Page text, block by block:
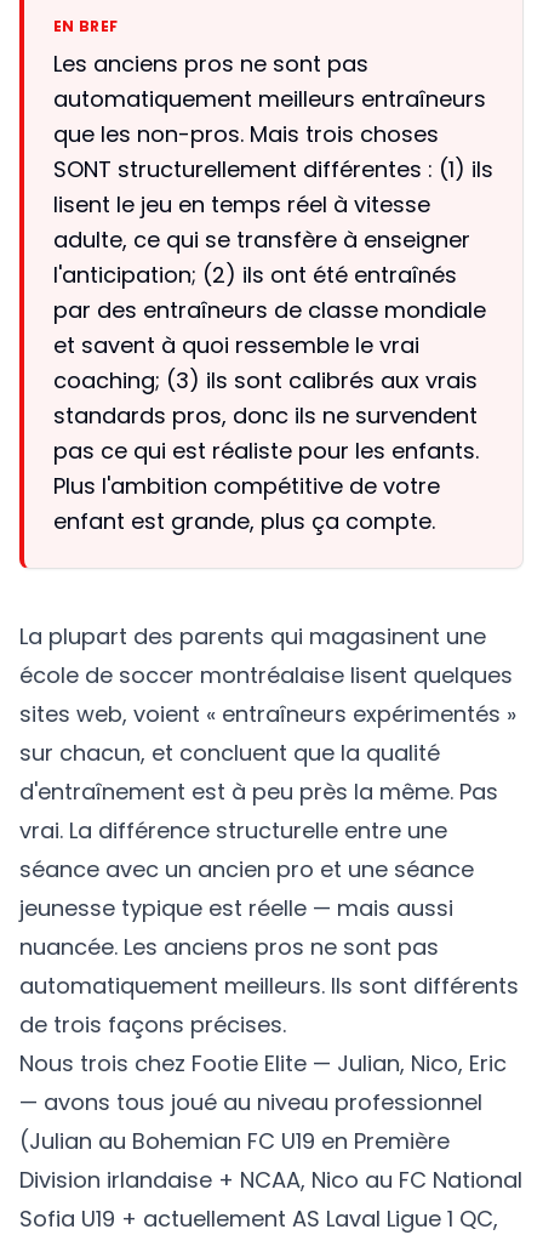
EN BREF
Les anciens pros ne sont pas
automatiquement meilleurs entraîneurs
que les non-pros. Mais trois choses
SONT structurellement différentes : (1) ils
lisent le jeu en temps réel à vitesse
adulte, ce qui se transfère à enseigner
l'anticipation; (2) ils ont été entraînés
par des entraîneurs de classe mondiale
et savent à quoi ressemble le vrai
coaching; (3) ils sont calibrés aux vrais
standards pros, donc ils ne survendent
pas ce qui est réaliste pour les enfants.
Plus l'ambition compétitive de votre
enfant est grande, plus ça compte.
La plupart des parents qui magasinent une
école de soccer montréalaise lisent quelques
sites web, voient « entraîneurs expérimentés »
sur chacun, et concluent que la qualité
d'entraînement est à peu près la même. Pas
vrai. La différence structurelle entre une
séance avec un ancien pro et une séance
jeunesse typique est réelle — mais aussi
nuancée. Les anciens pros ne sont pas
automatiquement meilleurs. Ils sont différents
de trois façons précises.
Nous trois chez Footie Elite — Julian, Nico, Eric
— avons tous joué au niveau professionnel
(Julian au Bohemian FC U19 en Première
Division irlandaise + NCAA, Nico au FC National
Sofia U19 + actuellement AS Laval Ligue 1 QC,